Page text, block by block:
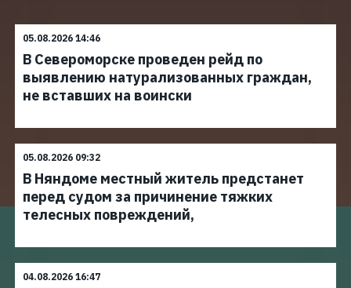
05.08.2026 14:46
В Североморске проведен рейд по
выявлению натурализованных граждан,
не вставших на воински
05.08.2026 09:32
В Няндоме местный житель предстанет
перед судом за причинение тяжких
телесных повреждений,
04.08.2026 16:47